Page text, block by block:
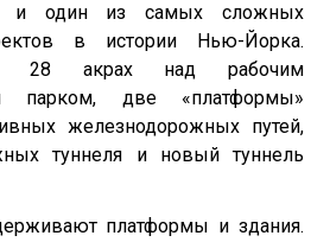
и один из самых сложных
в истории Нью-Йорка.
28 акрах над рабочим
парком, две «платформы»
железнодорожных путей,
туннеля и новый туннель
платформы и здания.